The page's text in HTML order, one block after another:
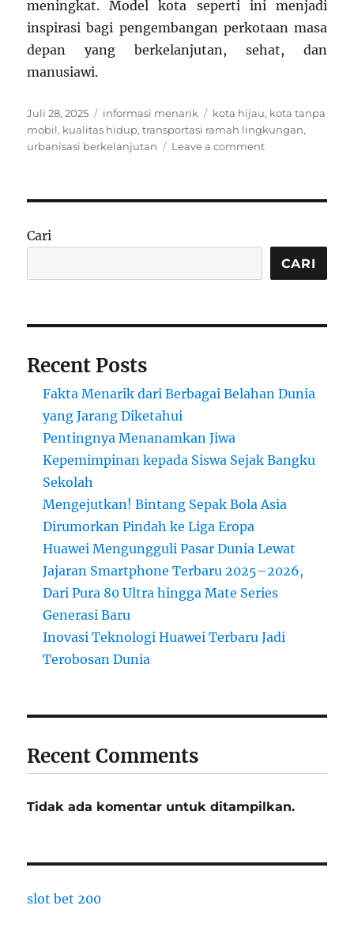
meningkat. Model kota seperti ini menjadi
inspirasi bagi pengembangan perkotaan masa
depan yang berkelanjutan, sehat, dan
manusiawi.
Posted
on
Juli 28, 2025 Categories
informasi menarik Tags
kota hijau, kota tanpa
mobil, kualitas hidup,transportasi ramah lingkungan,
urbanisasi berkelanjutan
Leave a commenton
Berbagai
Negara:
Mengapa
Bahagia?
Cari
CARI
Recent Posts
Fakta Menarik dari Berbagai Belahan Dunia
yang Jarang Diketahui
Pentingnya Menanamkan Jiwa
Kepemimpinan kepada Siswa Sejak Bangku
Sekolah
Mengejutkan! Bintang Sepak Bola Asia
Dirumorkan Pindah ke Liga Eropa
Huawei Mengungguli Pasar Dunia Lewat
Jajaran Smartphone Terbaru 2025–2026,
Dari Pura 80 Ultra hingga Mate Series
Generasi Baru
Inovasi Teknologi Huawei Terbaru Jadi
Terobosan Dunia
Recent Comments
Tidak ada komentar untuk ditampilkan.
slot bet 200